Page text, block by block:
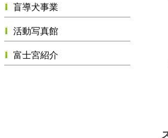
盲導犬事業
活動写真館
富士宮紹介